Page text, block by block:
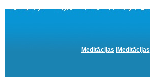
Meditācijas
Meditācijas